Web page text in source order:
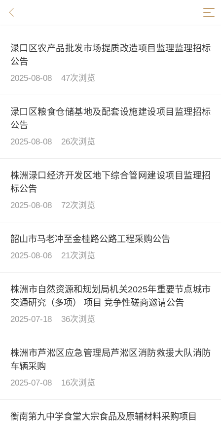
渌口区农产品批发市场提质改造项目监理监理招标
公告
2025-08-08 47次浏览
渌口区粮食仓储基地及配套设施建设项目监理招标
公告
2025-08-08 26次浏览
株洲渌口经济开发区地下综合管网建设项目监理招
标公告
2025-08-08 72次浏览
韶山市马老冲至金桂路公路工程采购公告
2025-08-06 21次浏览
株洲市自然资源和规划局机关2025年重要节点城市
交通研究（多项） 项目 竞争性磋商邀请公告
2025-07-18 36次浏览
株洲市芦淞区应急管理局芦淞区消防救援大队消防
车辆采购
2025-07-08 16次浏览
衡南第九中学食堂大宗食品及原辅材料采购项目